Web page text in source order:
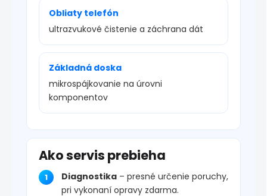
Obliaty telefón
ultrazvukové čistenie a záchrana dát
Základná doska
mikrospájkovanie na úrovni
komponentov
Ako servis prebieha
Diagnostika – presné určenie poruchy,
pri vykonaní opravy zdarma.